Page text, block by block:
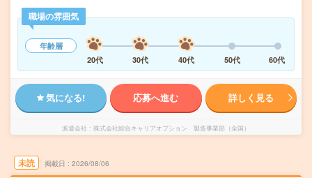
職場の雰囲気
年齢層
20代
30代 40代 50代 60代
気になる! 応募へ進む 詳しく見る
派遣会社 株式会社綜合キャリアオプション 製造事業部（全国）
未読 掲載日 2026/08/06